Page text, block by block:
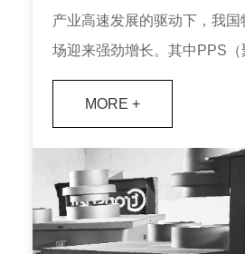
产业高速发展的驱动下，我
场迎来强劲增长。其中PPS（
优异综合性能，成为用量最大
料，位列世界第六大工程塑料
MORE +